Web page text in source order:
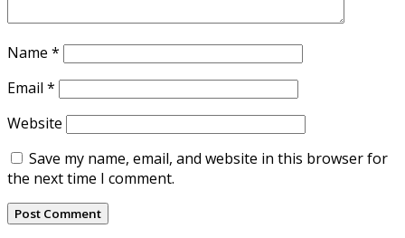
Name *
Email *
Website
Save my name, email, and website in this browser for
the next time I comment.